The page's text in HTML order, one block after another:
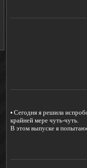
• Сегодня я решила
крайней мере чуть-чуть.
В этом выпуске я